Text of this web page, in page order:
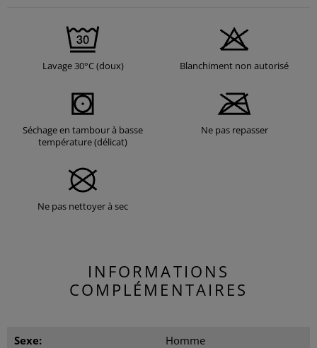
Lavage 30°C (doux) Blanchiment non autorisé
Séchage en tambour à basse
température (délicat)
Ne pas repasser
Ne pas nettoyer à sec
INFORMATIONS
COMPLÉMENTAIRES
Sexe: Homme